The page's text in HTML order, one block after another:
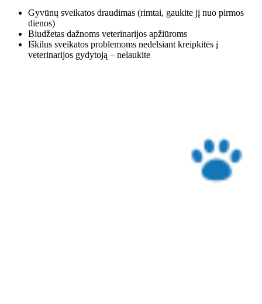
Gyvūnų sveikatos draudimas (rimtai, gaukite jį nuo pirmos
dienos)
Biudžetas dažnoms veterinarijos apžiūroms
Iškilus sveikatos problemoms nedelsiant kreipkitės į
veterinarijos gydytoją – nelaukite